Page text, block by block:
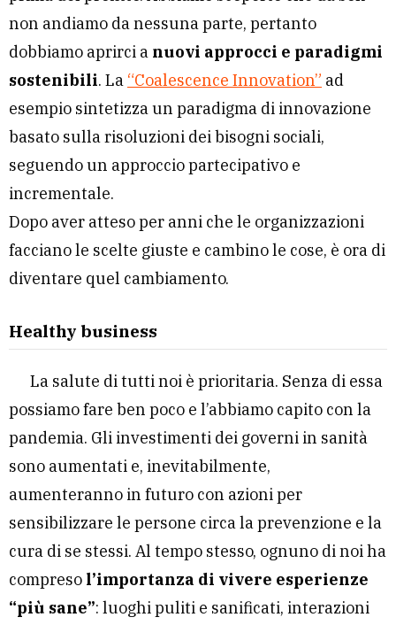
non andiamo da nessuna parte, pertanto
dobbiamo aprirci a nuovi approcci e paradigmi
sostenibili. La “Coalescence Innovation” ad
esempio sintetizza un paradigma di innovazione
basato sulla risoluzioni dei bisogni sociali,
seguendo un approccio partecipativo e
incrementale.
Dopo aver atteso per anni che le organizzazioni
facciano le scelte giuste e cambino le cose, è ora di
diventare quel cambiamento.
Healthy business
La salute di tutti noi è prioritaria. Senza di essa
possiamo fare ben poco e l’abbiamo capito con la
pandemia. Gli investimenti dei governi in sanità
sono aumentati e, inevitabilmente,
aumenteranno in futuro con azioni per
sensibilizzare le persone circa la prevenzione e la
cura di se stessi. Al tempo stesso, ognuno di noi ha
compreso l’importanza di vivere esperienze
“più sane”: luoghi puliti e sanificati, interazioni